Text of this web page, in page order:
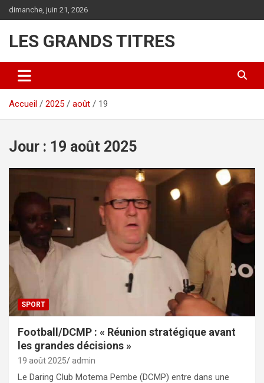
Aller
au
dimanche, juin 21, 2026
LES GRANDS TITRES
Accueil 2025 août 19
Jour : 19 août 2025
SPORT
Football/DCMP : « Réunion stratégique avant
les grandes décisions »
19 août 2025 admin
Le Daring Club Motema Pembe (DCMP) entre dans une